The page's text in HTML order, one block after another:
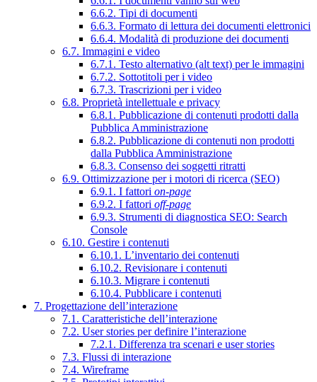
6.6.2. Tipi di documenti
6.6.3. Formato di lettura dei documenti elettronici
6.6.4. Modalità di produzione dei documenti
6.7. Immagini e video
6.7.1. Testo alternativo (alt text) per le immagini
6.7.2. Sottotitoli per i video
6.7.3. Trascrizioni per i video
6.8. Proprietà intellettuale e privacy
6.8.1. Pubblicazione di contenuti prodotti dalla
Pubblica Amministrazione
6.8.2. Pubblicazione di contenuti non prodotti
dalla Pubblica Amministrazione
6.8.3. Consenso dei soggetti ritratti
6.9. Ottimizzazione per i motori di ricerca (SEO)
6.9.1. I fattori on-page
6.9.2. I fattori off-page
6.9.3. Strumenti di diagnostica SEO: Search
Console
6.10. Gestire i contenuti
6.10.1. L’inventario dei contenuti
6.10.2. Revisionare i contenuti
6.10.3. Migrare i contenuti
6.10.4. Pubblicare i contenuti
7. Progettazione dell’interazione
7.1. Caratteristiche dell’interazione
7.2. User stories per definire l’interazione
7.2.1. Differenza tra scenari e user stories
7.3. Flussi di interazione
7.4. Wireframe